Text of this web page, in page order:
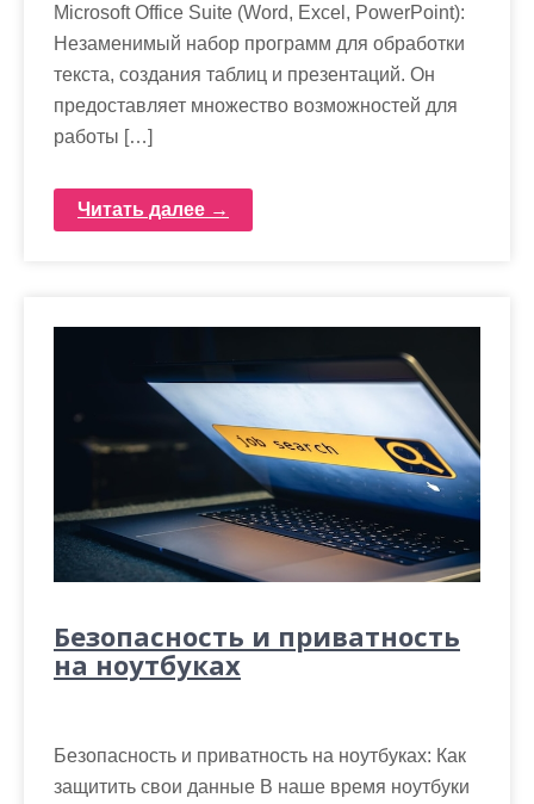
Microsoft Office Suite (Word, Excel, PowerPoint):
Незаменимый набор программ для обработки
текста, создания таблиц и презентаций. Он
предоставляет множество возможностей для
работы […]
Читать далее →
Безопасность и приватность
на ноутбуках
Безопасность и приватность на ноутбуках: Как
защитить свои данные В наше время ноутбуки